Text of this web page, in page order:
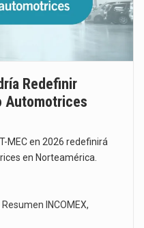
La reforma que reduce la jornada laboral a 40 horas semanales omitió precisar su aplicación…
Redefinir
Automotrices
MEC en 2026 redefinirá
en Norteamérica.
Resumen INCOMEX,